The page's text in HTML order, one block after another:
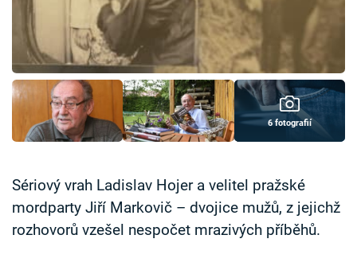
Sledujte prima+
Přihlášení
6 fotografií
Sériový vrah Ladislav Hojer a velitel pražské
mordparty Jiří Markovič – dvojice mužů, z jejichž
rozhovorů vzešel nespočet mrazivých příběhů.